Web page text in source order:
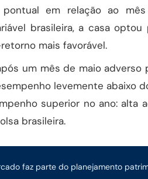
em relação ao
brasileira, a casa
mais favorável.
um mês de maio adverso
levemente abaixo
superior no ano: alta
brasileira.
faz parte do planejamento